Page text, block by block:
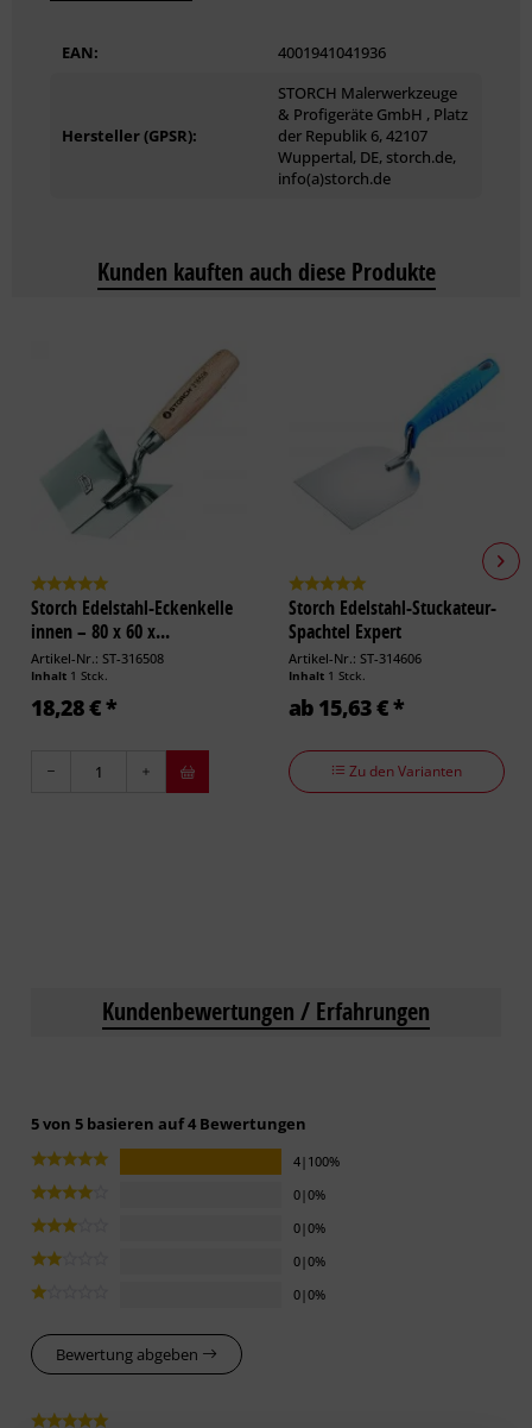
EAN: 4001941041936
Hersteller (GPSR):
STORCH Malerwerkzeuge
& Profigeräte GmbH , Platz
der Republik 6, 42107
Wuppertal, DE, storch.de,
info(a)storch.de
Kunden kauften auch diese Produkte
Storch Edelstahl-Eckenkelle
innen – 80 x 60 x...
Artikel-Nr.: ST-316508
Inhalt 1 Stck.
18,28 € *
Storch Edelstahl-Stuckateur-
Spachtel Expert
Artikel-Nr.: ST-314606
Inhalt 1 Stck.
ab 15,63 € *
Zu den Varianten
Kundenbewertungen / Erfahrungen
5 von 5 basieren auf 4 Bewertungen
4|100%
0|0%
0|0%
0|0%
0|0%
Bewertung abgeben